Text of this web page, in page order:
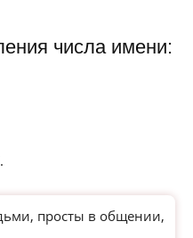
числа имени:
просты в общении,